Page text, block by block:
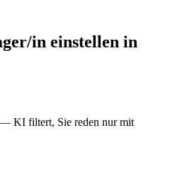
in einstellen in
— KI filtert, Sie reden nur mit